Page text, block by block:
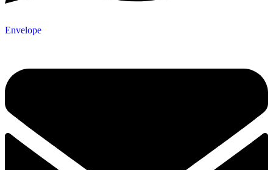
Envelope